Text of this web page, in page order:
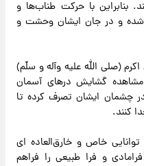
بنابراین با حرکت طناب‌ها و
شده و در جان ایشان وحشت و
(صلی الله علیه وآله و سلّم)
گشایش درهای آسمان
ایشان تصرف کرده تا
کنند.
خاص و خارق‌العاده ای
و فرا طبیعی را فراهم